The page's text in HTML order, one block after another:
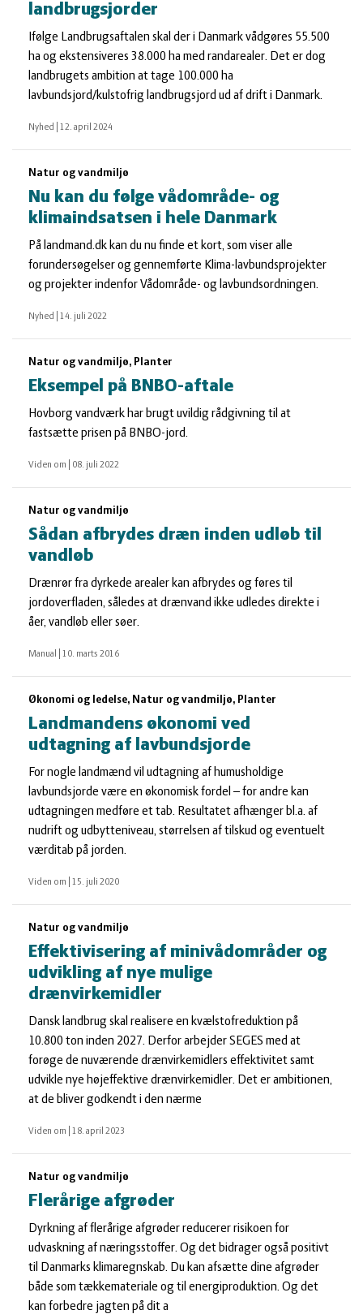
landbrugsjorder
Ifølge Landbrugsaftalen skal der i Danmark vådgøres 55.500
ha og ekstensiveres 38.000 ha med randarealer. Det er dog
landbrugets ambition at tage 100.000 ha
lavbundsjord/kulstofrig landbrugsjord ud af drift i Danmark.
Nyhed 12. april 2024
Natur og vandmiljø
Nu kan du følge vådområde- og
klimaindsatsen i hele Danmark
På landmand.dk kan du nu finde et kort, som viser alle
forundersøgelser og gennemførte Klima-lavbundsprojekter
og projekter indenfor Vådområde- og lavbundsordningen.
Nyhed 14. juli 2022
Natur og vandmiljø, Planter
Eksempel på BNBO-aftale
Hovborg vandværk har brugt uvildig rådgivning til at
fastsætte prisen på BNBO-jord.
Viden om 08. juli 2022
Natur og vandmiljø
Sådan afbrydes dræn inden udløb til
vandløb
Drænrør fra dyrkede arealer kan afbrydes og føres til
jordoverfladen, således at drænvand ikke udledes direkte i
åer, vandløb eller søer.
Manual 10. marts 2016
Økonomi og ledelse, Natur og vandmiljø, Planter
Landmandens økonomi ved
udtagning af lavbundsjorde
For nogle landmænd vil udtagning af humusholdige
lavbundsjorde være en økonomisk fordel – for andre kan
udtagningen medføre et tab. Resultatet afhænger bl.a. af
nudrift og udbytteniveau, størrelsen af tilskud og eventuelt
værditab på jorden.
Viden om 15. juli 2020
Natur og vandmiljø
Effektivisering af minivådområder og
udvikling af nye mulige
drænvirkemidler
Dansk landbrug skal realisere en kvælstofreduktion på
10.800 ton inden 2027. Derfor arbejder SEGES med at
forøge de nuværende drænvirkemidlers effektivitet samt
udvikle nye højeffektive drænvirkemidler. Det er ambitionen,
at de bliver godkendt i den nærme
Viden om 18. april 2023
Natur og vandmiljø
Flerårige afgrøder
Dyrkning af flerårige afgrøder reducerer risikoen for
udvaskning af næringsstoffer. Og det bidrager også positivt
til Danmarks klimaregnskab. Du kan afsætte dine afgrøder
både som tækkemateriale og til energiproduktion. Og det
kan forbedre jagten på dit a